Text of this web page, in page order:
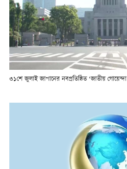
৩১শে জুলাই জাপানের নবপ্রতিষ্ঠিত ‘জাতীয় গোয়েন্দা